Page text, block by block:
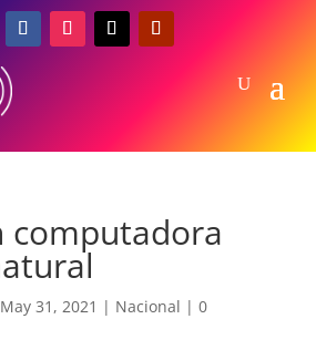
computadora
May 31, 2021 | Nacional |0